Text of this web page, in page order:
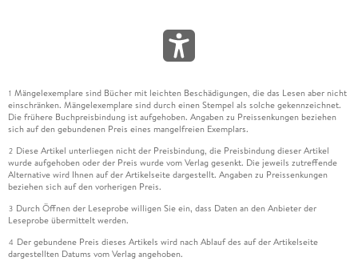
1 Mängelexemplare sind Bücher mit leichten Beschädigungen, die das Lesen aber nicht
einschränken. Mängelexemplare sind durch einen Stempel als solche gekennzeichnet.
Die frühere Buchpreisbindung ist aufgehoben. Angaben zu Preissenkungen beziehen
sich auf den gebundenen Preis eines mangelfreien Exemplars.
2 Diese Artikel unterliegen nicht der Preisbindung, die Preisbindung dieser Artikel
wurde aufgehoben oder der Preis wurde vom Verlag gesenkt. Die jeweils zutreffende
Alternative wird Ihnen auf der Artikelseite dargestellt. Angaben zu Preissenkungen
beziehen sich auf den vorherigen Preis.
3 Durch Öffnen der Leseprobe willigen Sie ein, dass Daten an den Anbieter der
Leseprobe übermittelt werden.
4 Der gebundene Preis dieses Artikels wird nach Ablauf des auf der Artikelseite
dargestellten Datums vom Verlag angehoben.